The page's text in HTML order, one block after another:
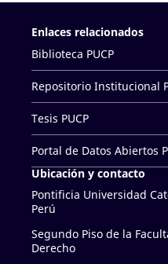
Enlaces relacionados
Biblioteca PUCP
Repositorio Institucional
Tesis PUCP
Portal de Datos Abiertos
Ubicación y contacto
Pontificia Universidad
Perú
Segundo Piso de la
Derecho